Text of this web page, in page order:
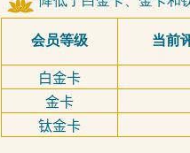
会员等级 当前
白金卡
金卡
钛金卡